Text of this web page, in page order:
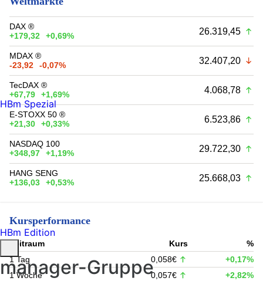
DAX ®
+179,32
+0,69% 26.319,45
MDAX ®
-23,92
-0,07% 32.407,20
TecDAX ®
+67,79
+1,69% 4.068,78
E-STOXX 50 ®
+21,30
+0,33% 6.523,86
NASDAQ 100
+348,97
+1,19% 29.722,30
HANG SENG
+136,03
+0,53% 25.668,03
Kursperformance
Zeitraum Kurs
%
1 Tag
0,058€
+0,17%
1 Woche
0,057€
+2,82%
HBm Spezial
HBm Edition
manager-Gruppe